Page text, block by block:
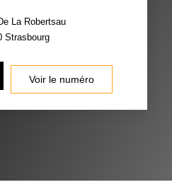
La Robertsau
Strasbourg
Voir le numéro